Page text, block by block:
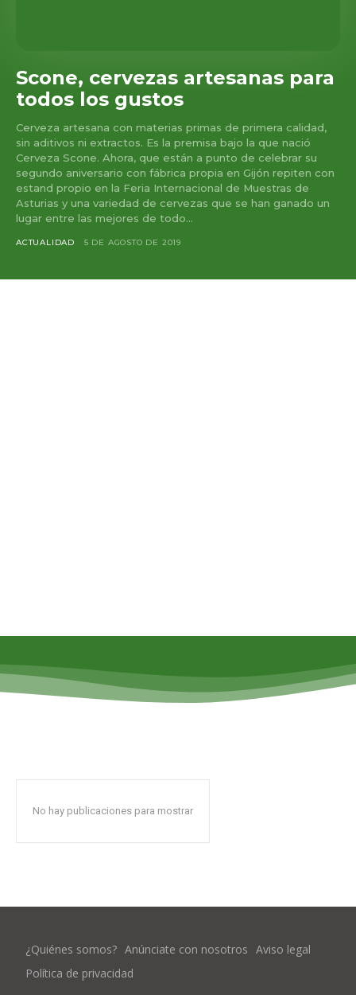
Scone, cervezas artesanas para
todos los gustos
Cerveza artesana con materias primas de primera calidad,
sin aditivos ni extractos. Es la premisa bajo la que nació
Cerveza Scone. Ahora, que están a punto de celebrar su
segundo aniversario con fábrica propia en Gijón repiten con
estand propio en la Feria Internacional de Muestras de
Asturias y una variedad de cervezas que se han ganado un
lugar entre las mejores de todo...
ACTUALIDAD 5 DE AGOSTO DE 2019
No hay publicaciones para mostrar
¿Quiénes somos? Anúnciate con nosotros Aviso legal
Política de privacidad